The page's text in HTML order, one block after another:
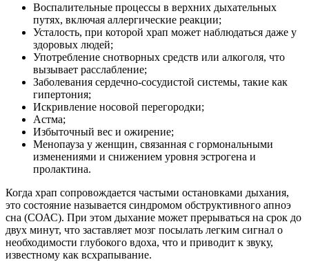
Воспалительные процессы в верхних дыхательных
путях, включая аллергические реакции;
Усталость, при которой храп может наблюдаться даже у
здоровых людей;
Употребление снотворных средств или алкоголя, что
вызывает расслабление;
Заболевания сердечно-сосудистой системы, такие как
гипертония;
Искривление носовой перегородки;
Астма;
Избыточный вес и ожирение;
Менопауза у женщин, связанная с гормональными
изменениями и снижением уровня эстрогена и
пролактина.
Когда храп сопровождается частыми остановками дыхания,
это состояние называется синдромом обструктивного апноэ
сна (СОАС). При этом дыхание может прерываться на срок до
двух минут, что заставляет мозг посылать легким сигнал о
необходимости глубокого вдоха, что и приводит к звуку,
известному как всхрапывание.